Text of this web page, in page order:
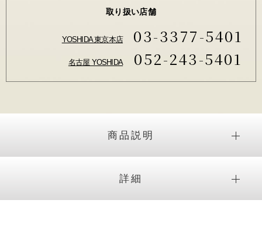
取り扱い店舗
YOSHIDA 東京本店 03-3377-5401
名古屋 YOSHIDA 052-243-5401
商品説明
詳細